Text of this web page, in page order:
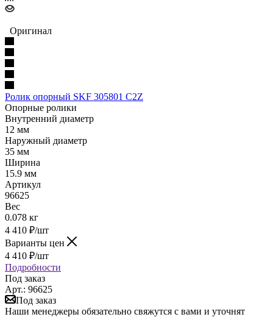
Оригинал
Ролик опорный SKF 305801 C2Z
Опорные ролики
Внутренний диаметр
12 мм
Наружный диаметр
35 мм
Ширина
15.9 мм
Артикул
96625
Вес
0.078 кг
4 410 ₽/шт
Варианты цен
4 410 ₽/шт
Подробности
Под заказ
Арт.: 96625
Под заказ
Наши менеджеры обязательно свяжутся с вами и уточнят